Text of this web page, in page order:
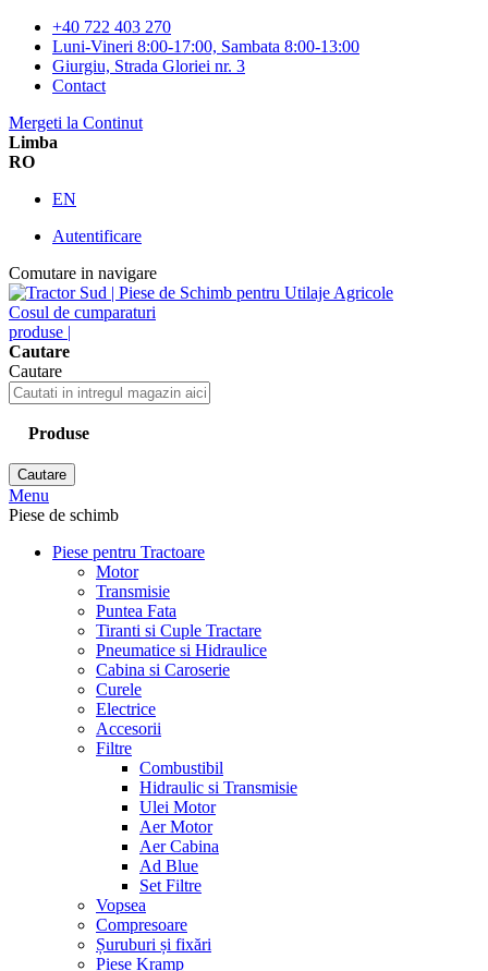
+40 722 403 270
Luni-Vineri 8:00-17:00, Sambata 8:00-13:00
Giurgiu, Strada Gloriei nr. 3
Contact
Mergeti la Continut
Limba
RO
EN
Autentificare
Comutare in navigare
Cosul de cumparaturi
produse |
Cautare
Cautare
Produse
Cautare
Menu
Piese de schimb
Piese pentru Tractoare
Motor
Transmisie
Puntea Fata
Tiranti si Cuple Tractare
Pneumatice si Hidraulice
Cabina si Caroserie
Curele
Electrice
Accesorii
Filtre
Combustibil
Hidraulic si Transmisie
Ulei Motor
Aer Motor
Aer Cabina
Ad Blue
Set Filtre
Vopsea
Compresoare
Șuruburi și fixări
Piese Kramp